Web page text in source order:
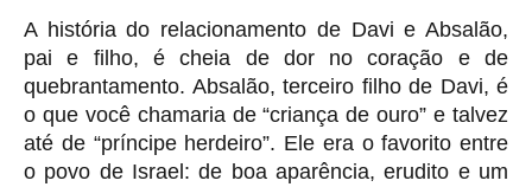
A história do relacionamento de Davi e Absalão,
pai e filho, é cheia de dor no coração e de
quebrantamento. Absalão, terceiro filho de Davi, é
o que você chamaria de “criança de ouro” e talvez
até de “príncipe herdeiro”. Ele era o favorito entre
o povo de Israel: de boa aparência, erudito e um